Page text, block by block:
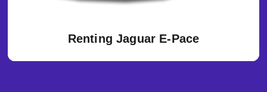
Renting Jaguar E-Pace